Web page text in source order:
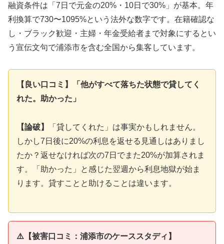
融資条件は「7日で元金の20%・10日で30%」が基本。年
利換算で730〜1095%という法外な数字です。在籍確認な
し・ブラック歓迎・主婦・年金受給者まで対象にするとい
う宣伝文句で浦添市を含む全国から集客しています。
【良い口コミ】「他がすべて落ちた状態で貸してく
れた。助かった」
【論破】
「貸してくれた」は事実かもしれません。
しかし7日後に20%の利息を返せる見通しはありまし
たか？返せなければ次の7日でまた20%が加算されま
す。「助かった」と感じた翌週から利息地獄が始ま
ります。貸すことと助けることは違います。
⚠️【被害口コミ：浦添市のケーススタディ】